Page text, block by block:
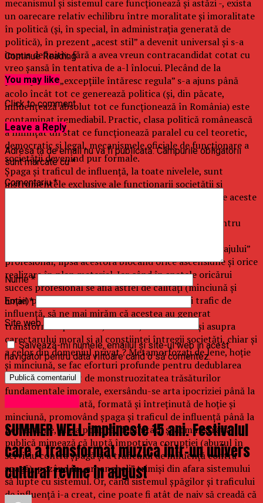
mecanismul şi sistemul care funcţionează şi astăzi -, exista
un oarecare relativ echilibru între moralitate şi imoralitate
în politică (şi, în special, în administraţia generată de
politică), în prezent „acest stil” a devenit universal şi s-a
impus definitiv, fără a avea vreun contracandidat cotat cu
vreo şansă în tentativa de a-l înlocui. Plecând de la
principiul că „excepţiile întăresc regula” s-a ajuns până
acolo încât tot ce generează politica (şi, din păcate,
influenţează absolut tot ce funcţionează în România) este
contaminat iremediabil. Practic, clasa politică românească
a înfiinţat un stat ce funcţionează paralel cu cel teoretic,
democratic şi legal, mecanismele oficiale de funcţionare a
societăţii devenind pur formale.
Şpaga şi traficul de influenţă, la toate nivelele, sunt
instrumentele exclusive ale funcţionarii societăţii şi
„principiile” de baza, iar cine stăpâneşte cel mai bine aceste
administraţia publică cât şi în economia privată. Pentru
minciuna şi hoţia sunt instrumente de baza ale „bagajului”
profesional, lipsa acestora blocând orice ascensiune şi orice
realizare în plan material. Iar când în spatele oricărui
succes profesional se află astfel de calităţi (minciună şi
hoţie) promovate şi întreţinute prin şpagă şi trafic de
influenţă, să ne mai mirăm că acestea au generat
transformări profunde, de fond, iremediabile şi asupra
carectarului moral şi al conştiinţei întregii societăţi, chiar şi
a celor din domeniul privat ? Metamorfozaţi de lene, hoţie
şi minciună, se fac eforturi profunde pentru dedublarea
presonajului creat de monstruozitatea trăsăturilor
fundamentale imorale, exersându-se arta ipocriziei până la
autoconfuzie. Creată, formată şi întreţinută de hoţie şi
minciună, promovând şpaga şi traficul de influenţă până la
perfecţiune, clasa politică, demnitarii şi administraţia
publică mimează că luptă împotriva corupţiei (abuzul în
serviciu contra şpagă şi a traficului de influenţă contra
şpagă), pozând în „arhangheli” trimişi din afara sistemului
să lupte cu sistemul. Or, când sistemul şpăgilor şi traficului
de influenţă i-a creat, cine poate fi atât de naiv să creadă că
Continue Reading
You may like
Click to comment
Leave a Reply
Adresa ta de email nu va fi publicată. Câmpurile obligatorii
sunt marcate cu*
Comentariu*
Nume*
Email*
Site web
Salvează-mi numele, emailul și site-ul web în acest
navigator pentru data viitoare când o să comentez.
SUMMER WELL implineste 15 ani. Festivalul
care a transformat muzica intr-un univers
cultural revine in august